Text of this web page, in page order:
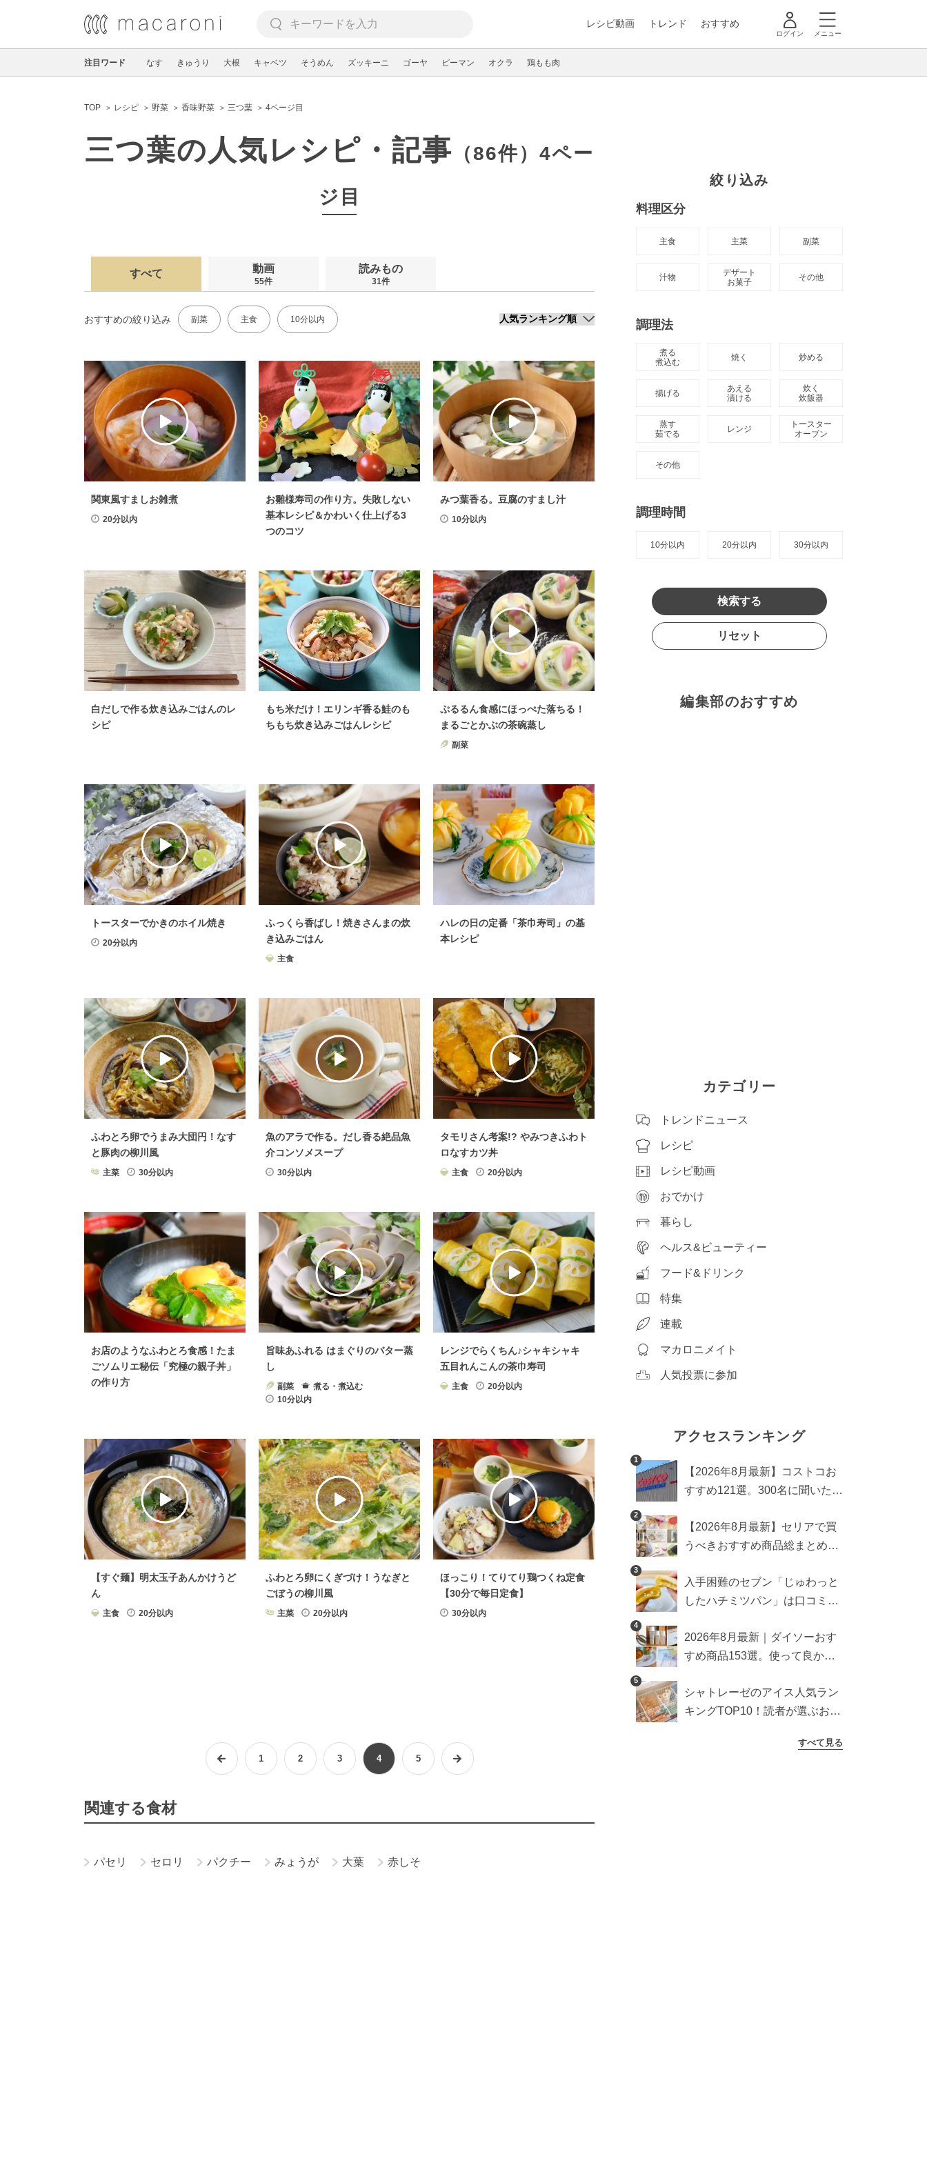
レシピ動画 トレンド おすすめ
ログイン メニュー
注目ワード なす きゅうり 大根 キャベツ そうめん ズッキーニ ゴーヤ ピーマン オクラ 鶏もも肉
TOP レシピ 野菜 香味野菜 三つ葉 4ページ目
三つ葉の人気レシピ・記事 （86件）4ペー
ジ目
すべて 動画
55件
読みもの
31件
おすすめの絞り込み 副菜 主食 10分以内
関東風すましお雑煮
20分以内
お雛様寿司の作り方。失敗しない
基本レシピ＆かわいく仕上げる3
つのコツ
みつ葉香る。豆腐のすまし汁
10分以内
白だしで作る炊き込みごはんのレ
シピ
もち米だけ！エリンギ香る鮭のも
ちもち炊き込みごはんレシピ
ぷるるん食感にほっぺた落ちる！
まるごとかぶの茶碗蒸し
副菜
トースターでかきのホイル焼き
20分以内
ふっくら香ばし！焼きさんまの炊
き込みごはん
主食
ハレの日の定番「茶巾寿司」の基
本レシピ
ふわとろ卵でうまみ大団円！なす
と豚肉の柳川風
主菜 30分以内
魚のアラで作る。だし香る絶品魚
介コンソメスープ
30分以内
タモリさん考案!? やみつきふわト
ロなすカツ丼
主食 20分以内
お店のようなふわとろ食感！たま
ごソムリエ秘伝「究極の親子丼」
の作り方
旨味あふれる はまぐりのバター蒸
し
副菜
煮る・煮込む
10分以内
レンジでらくちん♪シャキシャキ
五目れんこんの茶巾寿司
主食 20分以内
【すぐ麺】明太玉子あんかけうど
ん
主食 20分以内
ふわとろ卵にくぎづけ！うなぎと
ごぼうの柳川風
主菜 20分以内
ほっこり！てりてり鶏つくね定食
【30分で毎日定食】
30分以内
1 2 3 4 5
関連する食材
パセリ セロリ パクチー みょうが 大葉 赤しそ
絞り込み
料理区分
主食 主菜 副菜
汁物
デザート
お菓子
その他
調理法
煮る
煮込む
焼く 炒める
揚げる
あえる
漬ける
炊く
炊飯器
蒸す
茹でる
レンジ
トースター
オーブン
その他
調理時間
10分以内 20分以内 30分以内
検索する
リセット
編集部のおすすめ
カテゴリー
トレンドニュース
レシピ
レシピ動画
おでかけ
暮らし
ヘルス&ビューティー
フード&ドリンク
特集
連載
マカロニメイト
人気投票に参加
アクセスランキング
1
【2026年8月最新】コストコお
すすめ121選。300名に聞いた買
め商品も
2
【2026年8月最新】セリアで買
うべきおすすめ商品総まとめ。
3
入手困難のセブン「じゅわっと
したハチミツパン」は口コミ通
検証
4
2026年8月最新｜ダイソーおす
すめ商品153選。使って良かっ
5
シャトレーゼのアイス人気ラン
キングTOP10！読者が選ぶおす
すべて見る